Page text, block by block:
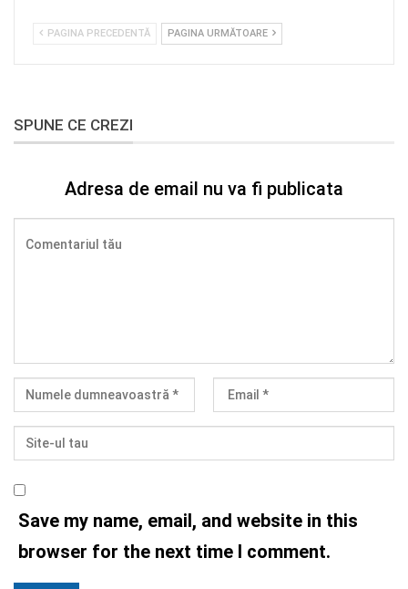
PAGINA PRECEDENTĂ PAGINA URMĂTOARE
SPUNE CE CREZI
Adresa de email nu va fi publicata
Save my name, email, and website in this
browser for the next time I comment.